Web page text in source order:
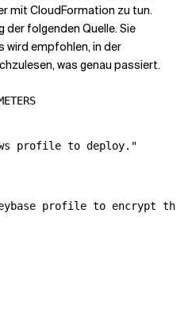
mit CloudFormation zu tun.
der folgenden Quelle. Sie
wird empfohlen, in der
was genau passiert.
profile to deploy."
profile to encrypt